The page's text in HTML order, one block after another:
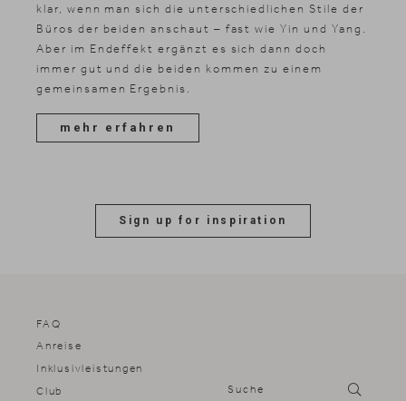
klar, wenn man sich die unterschiedlichen Stile der
Büros der beiden anschaut – fast wie Yin und Yang.
Aber im Endeffekt ergänzt es sich dann doch
immer gut und die beiden kommen zu einem
gemeinsamen Ergebnis.
mehr erfahren
FAQ
Anreise
Inklusivleistungen
Club
Sign up for inspiration